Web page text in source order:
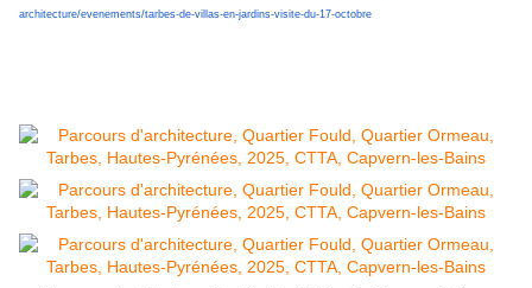
architecture/evenements/tarbes-de-villas-en-jardins-visite-du-17-octobre